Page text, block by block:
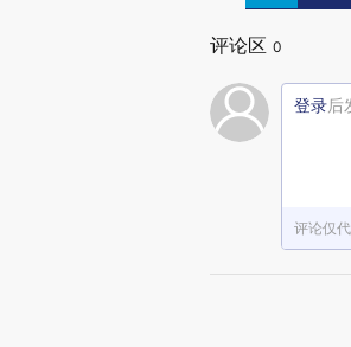
评论区 0
登录后
评论仅